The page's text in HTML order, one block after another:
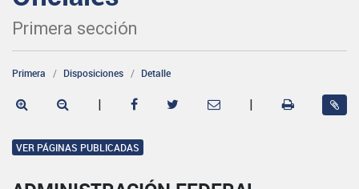
Primera sección
Primera Disposiciones Detalle
| |
VER PÁGINAS PUBLICADAS